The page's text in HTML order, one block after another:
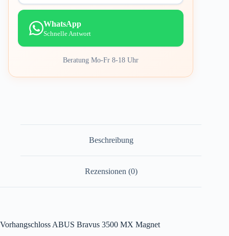
WhatsApp
Schnelle Antwort
Beratung Mo-Fr 8-18 Uhr
Beschreibung
Rezensionen (0)
Vorhangschloss ABUS Bravus 3500 MX Magnet